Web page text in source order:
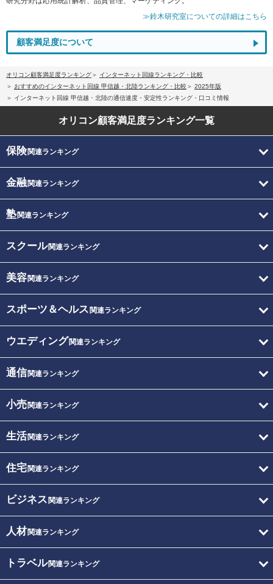
≫鈴木研究室についての詳細はこちら
顧客満足度について
オリコン顧客満足度ランキング
インターネット回線ランキング・比較
おすすめのインターネット回線 甲信越・北陸ランキング・比較
2025年版
インターネット回線 甲信越・北陸の通信速度・安定性ランキング・口コミ情報
オリコン顧客満足度ランキング一覧
保険関連ランキング
金融関連ランキング
塾関連ランキング
スクール関連ランキング
美容関連ランキング
スポーツ＆ヘルス 関連ランキング
ウエディング関連ランキング
通信関連ランキング
小売関連ランキング
生活関連ランキング
住宅関連ランキング
ビジネス 関連ランキング
人材関連ランキング
トラベル関連ランキング